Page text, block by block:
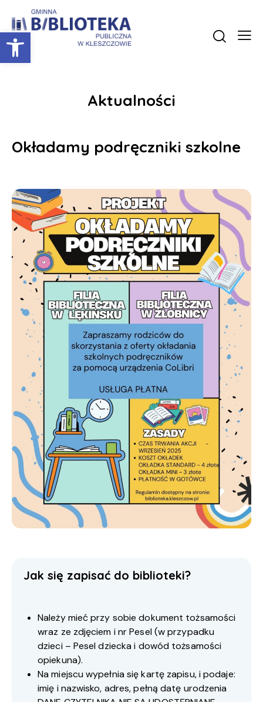
Otwórz pasek narzędzi
Aktualności
Okładamy podręczniki szkolne
Jak się zapisać do biblioteki?
Należy mieć przy sobie dokument tożsamości
wraz ze zdjęciem i nr Pesel (w przypadku
dzieci – Pesel dziecka i dowód tożsamości
opiekuna).
Na miejscu wypełnia się kartę zapisu, i podaje:
imię i nazwisko, adres, pełną datę urodzenia